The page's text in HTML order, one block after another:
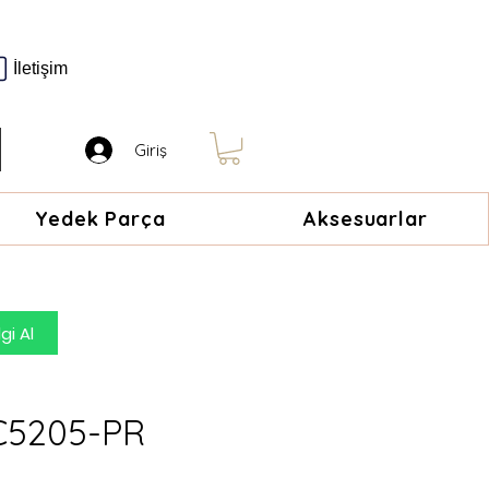
İletişim
Giriş
Yedek Parça Aksesuarlar
PR
Al